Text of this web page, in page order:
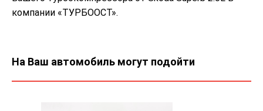
компании «ТУРБООСТ».
На Ваш автомобиль могут подойти